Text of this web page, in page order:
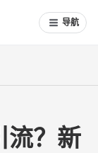
导航
转化？
流？新